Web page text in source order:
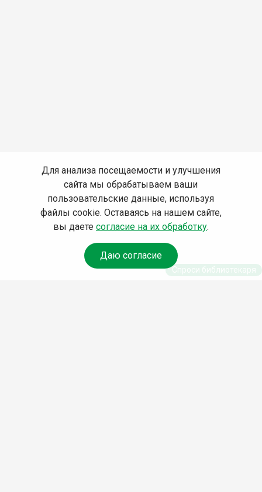
Для анализа посещаемости и улучшения
сайта мы обрабатываем ваши
пользовательские данные, используя
файлы cookie. Оставаясь на нашем сайте,
вы даете согласие на их обработку.
Даю согласие
Спроси библиотекаря